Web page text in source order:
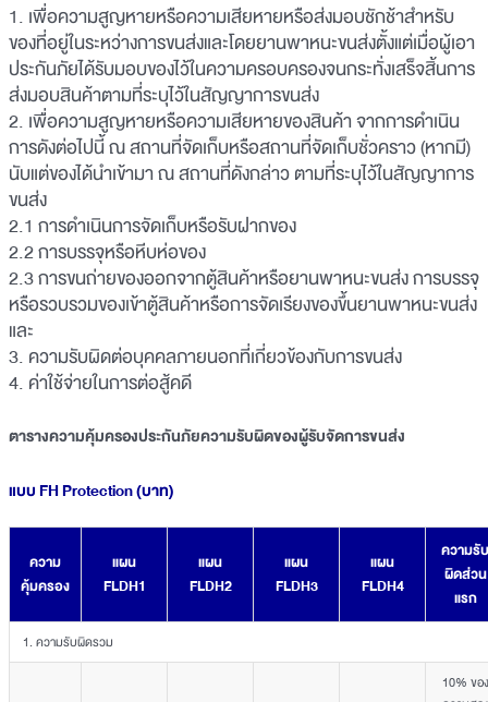
1. เพื่อความสูญหายหรือความเสียหายหรือส่งมอบชักช้าสำหรับ
ของที่อยู่ในระหว่างการขนส่งและโดยยานพาหนะขนส่งตั้งแต่เมื่อผู้เอา
ประกันภัยได้รับมอบของไว้ในความครอบครองจนกระทั่งเสร็จสิ้นการ
ส่งมอบสินค้าตามที่ระบุไว้ในสัญญาการขนส่ง
2. เพื่อความสูญหายหรือความเสียหายของสินค้า จากการดำเนิน
การดังต่อไปนี้ ณ สถานที่จัดเก็บหรือสถานที่จัดเก็บชั่วคราว (หากมี)
นับแต่ของได้นำเข้ามา ณ สถานที่ดังกล่าว ตามที่ระบุไว้ในสัญญาการ
ขนส่ง
2.1 การดำเนินการจัดเก็บหรือรับฝากของ
2.2 การบรรจุหรือหีบห่อของ
2.3 การขนถ่ายของออกจากตู้สินค้าหรือยานพาหนะขนส่ง การบรรจุ
หรือรวบรวมของเข้าตู้สินค้าหรือการจัดเรียงของขึ้นยานพาหนะขนส่ง
และ
3. ความรับผิดต่อบุคคลภายนอกที่เกี่ยวข้องกับการขนส่ง
4. ค่าใช้จ่ายในการต่อสู้คดี
ตารางความคุ้มครองประกันภัยความรับผิดของผู้รับจัดการขนส่ง
แบบ FH Protection (บาท)
ความ
คุ้มครอง
แผน
FLDH1
แผน
FLDH2
แผน
FLDH3
แผน
FLDH4
ความรับ
ผิดส่วน
แรก
1. ความรับผิดรวม
10% ของ